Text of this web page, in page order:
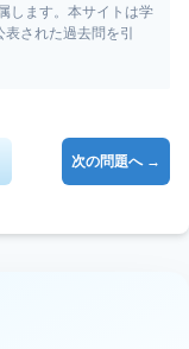
します。本サイトは学
された過去問を引
次の問題へ →